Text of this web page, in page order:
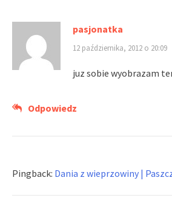
pasjonatka
12 października, 2012 o 20:09
juz sobie wyobrazam
Odpowiedz
Pingback: Dania z wieprzowiny |